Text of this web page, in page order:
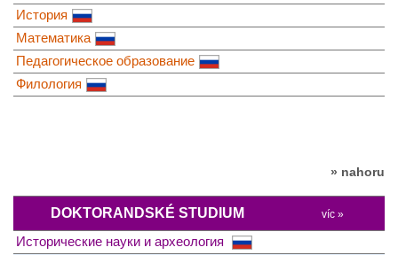
История
Математика
Педагогическое образование
Филология
» nahoru
DOKTORANDSKÉ STUDIUM víc »
Исторические науки и археология